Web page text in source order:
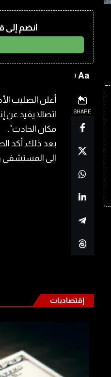
انضم إلى
Aa
SHARE
أعلن الصليب
اتصالا يفيد عن
مكان الحادث”.
الى المستشفى
إقتصاديات